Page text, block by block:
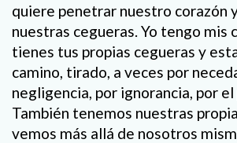
quiere penetrar nuestro corazón
nuestras cegueras. Yo tengo mis
tienes tus propias cegueras y
camino, tirado, a veces por
negligencia, por ignorancia, por el
También tenemos nuestras
vemos más allá de nosotros